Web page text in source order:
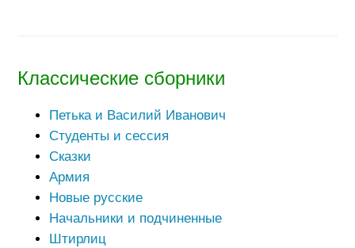
Классические сборники
Петька и Василий Иванович
Студенты и сессия
Сказки
Армия
Новые русские
Начальники и подчиненные
Штирлиц